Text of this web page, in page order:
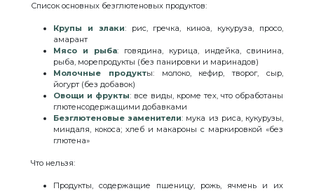
Список основных безглютеновых продуктов:
Крупы и злаки: рис, гречка, киноа, кукуруза, просо,
амарант
Мясо и рыба: говядина, курица, индейка, свинина,
рыба, морепродукты (без панировки и маринадов)
Молочные продукты: молоко, кефир, творог, сыр,
йогурт (без добавок)
Овощи и фрукты: все виды, кроме тех, что обработаны
глютенсодержащими добавками
Безглютеновые заменители: мука из риса, кукурузы,
миндаля, кокоса; хлеб и макароны с маркировкой «без
глютена»
Что нельзя:
Продукты, содержащие пшеницу, рожь, ячмень и их